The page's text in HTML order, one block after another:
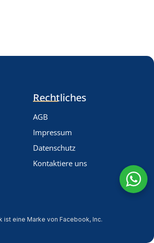
Rechtliches
AGB
Impressum
Datenschutz
Kontaktiere uns
eine Marke von Facebook, Inc.